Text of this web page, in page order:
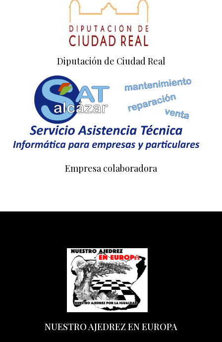
Diputación de Ciudad Real
Empresa colaboradora
NUESTRO AJEDREZ EN EUROPA